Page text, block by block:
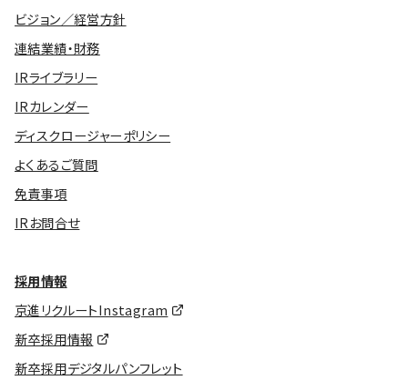
ビジョン／経営方針
連結業績・財務
IRライブラリー
IRカレンダー
ディスクロージャーポリシー
よくあるご質問
免責事項
IRお問合せ
採用情報
京進リクルートInstagram
新卒採用情報
新卒採用デジタルパンフレット